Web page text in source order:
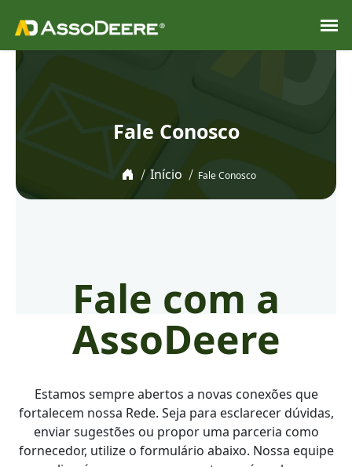
Fale Conosco
Início Fale Conosco
Fale com a
AssoDeere
Estamos sempre abertos a novas conexões que
fortalecem nossa Rede. Seja para esclarecer dúvidas,
enviar sugestões ou propor uma parceria como
fornecedor, utilize o formulário abaixo. Nossa equipe